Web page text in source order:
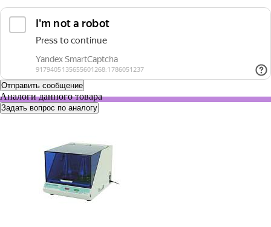
Аналоги данного товара
Задать вопрос по аналогу